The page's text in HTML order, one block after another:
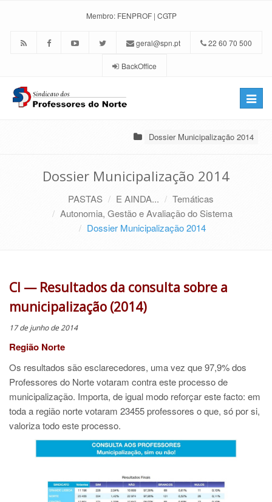
Membro: FENPROF | CGTP
geral@spn.pt 22 60 70 500
BackOffice
Toggle
Dossier Municipalização 2014
Dossier Municipalização 2014
PASTAS E AINDA...
Temáticas
Autonomia, Gestão e Avaliação do Sistema
Dossier Municipalização 2014
CI — Resultados da consulta sobre a
municipalização (2014)
17 de junho de 2014
Região Norte
Os resultados são esclarecedores, uma vez que 97,9% dos
Professores do Norte votaram contra este processo de
municipalização. Importa, de igual modo reforçar este facto: em
toda a região norte votaram 23455 professores o que, só por si,
valoriza todo este processo.